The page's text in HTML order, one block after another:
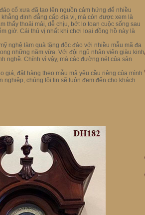
cổ xưa đã tạo lên nguồn cảm hứng để nhiều
định đẳng cấp địa vị, mà còn được xem là
thấy thoải mái, dễ chịu, bớt lo toan cuộc sống sau
giờ. Cái thú vị nhất khi chơi loại đồng hồ này là
nghệ làm quà tặng độc đáo với nhiều mẫu mã đa
những năm vừa. Với đội ngũ nhân viên giàu kinh
nghề. Chính vì vậy, mà các đường nét của sản
giá, đặt hàng theo mẫu mã yêu cầu riêng của mình
chúng tôi tin sẽ luôn đem đến cho khách